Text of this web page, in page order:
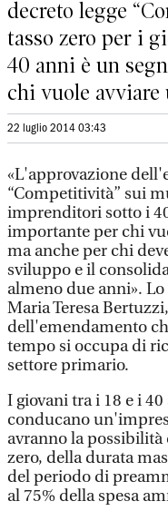
decreto legge
tasso zero per i
40 anni è un
chi vuole avviare
22 luglio 2014 03:43
«L'approvazione
“Competitività” sui
imprenditori sotto i
importante per chi
ma anche per chi
sviluppo e il
almeno due anni».
Maria Teresa
dell'emendamento
tempo si occupa di
settore primario.
I giovani tra i 18 e i
conducano
avranno la possibilità
zero, della durata
del periodo di
al 75% della spesa